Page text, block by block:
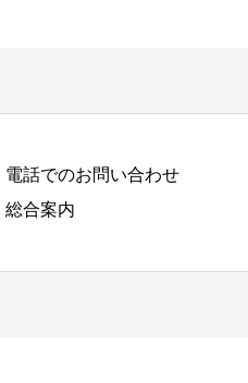
電話でのお問い合わせ
総合案内